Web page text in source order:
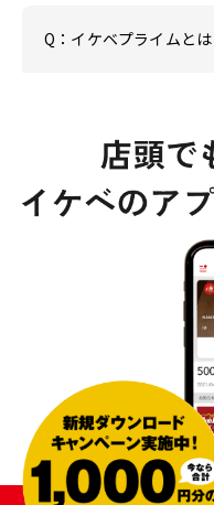
Q：イケベプライムと